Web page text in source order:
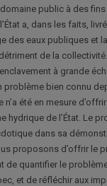
public à des
a, dans les faits,
des eaux publiques et
de la
à grande
problème bien connu
n’a été en mesure
hydrique de l’État. Le
dans sa
proposons d’offrir le
de quantifier le
et de réfléchir aux